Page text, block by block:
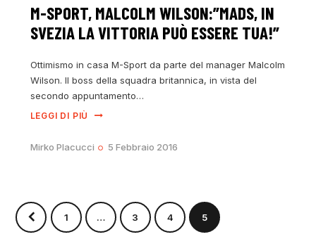
M-SPORT, MALCOLM WILSON:”MADS, IN
SVEZIA LA VITTORIA PUÒ ESSERE TUA!”
Ottimismo in casa M-Sport da parte del manager Malcolm
Wilson. Il boss della squadra britannica, in vista del
secondo appuntamento…
LEGGI DI PIÙ
Mirko Placucci 5 Febbraio 2016
1 … 3 4 5